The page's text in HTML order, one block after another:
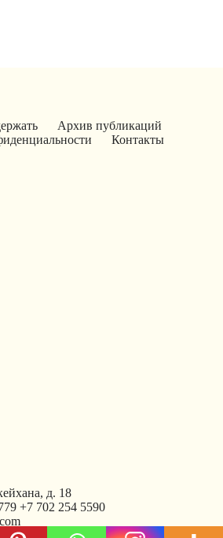
Архив публикаций
Контакты
д. 18
+7 702 254 5590
Политика